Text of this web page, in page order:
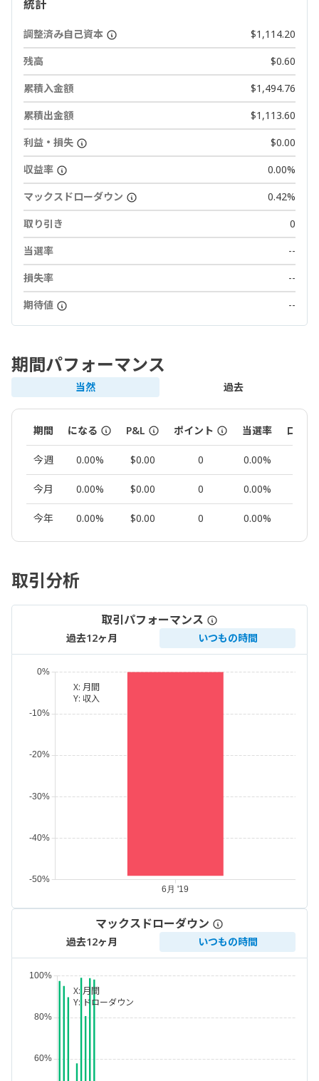
統計
調整済み自己資本
$1,114.20
残高
$0.60
累積入金額
$1,494.76
累積出金額
$1,113.60
利益・損失
$0.00
収益率
0.00%
マックスドローダウン
0.42%
取り引き
0
当選率
--
損失率
--
期待値
--
期間パフォーマンス
当然 過去
期間 になる P&L ポイント 当選率 ロット
今週 0.00% $0.00 0 0.00%
今月 0.00% $0.00 0 0.00%
今年 0.00% $0.00 0 0.00%
取引分析
取引パフォーマンス
過去12ヶ月 いつもの時間
X: 月間
Y: 収入
マックスドローダウン
過去12ヶ月 いつもの時間
X: 月間
Y: ドローダウン